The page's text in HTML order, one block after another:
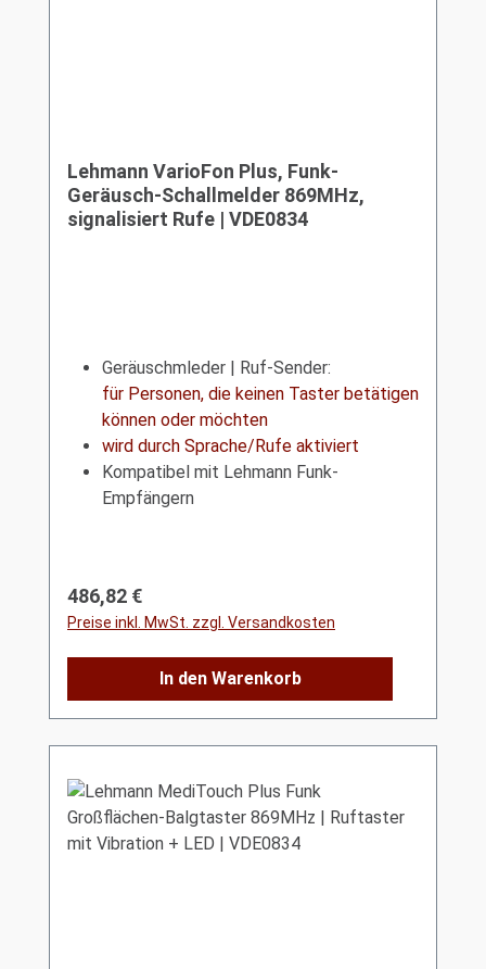
Lehmann VarioFon Plus, Funk-
Geräusch-Schallmelder 869MHz,
signalisiert Rufe | VDE0834
Geräuschmleder | Ruf-Sender:
für Personen, die keinen Taster betätigen
können oder möchten
wird durch Sprache/Rufe aktiviert
Kompatibel mit Lehmann Funk-
Empfängern
Regulärer Preis:
486,82 €
Preise inkl. MwSt. zzgl. Versandkosten
In den Warenkorb